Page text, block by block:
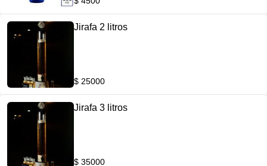
Jirafa 2 litros
$ 25000
Jirafa 3 litros
$ 35000